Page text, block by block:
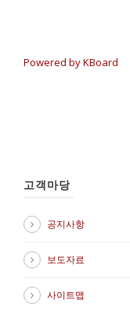
Powered by KBoard
고객마당
공지사항
보도자료
사이트맵